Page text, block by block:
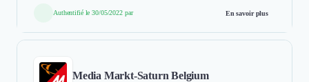
Authentifié le 30/05/2022 par En savoir plus
Media Markt-Saturn Belgium